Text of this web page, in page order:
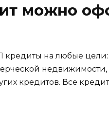
можно
на любые цели:
недвижимости,
кредитов. Все